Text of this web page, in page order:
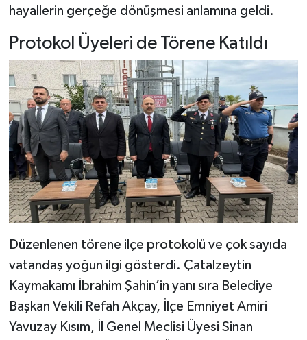
hayallerin gerçeğe dönüşmesi anlamına geldi.
Protokol Üyeleri de Törene Katıldı
Düzenlenen törene ilçe protokolü ve çok sayıda
vatandaş yoğun ilgi gösterdi. Çatalzeytin
Kaymakamı İbrahim Şahin’in yanı sıra Belediye
Başkan Vekili Refah Akçay, İlçe Emniyet Amiri
Yavuzay Kısım, İl Genel Meclisi Üyesi Sinan